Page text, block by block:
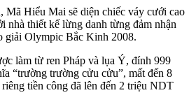
Mã Hiểu Mai sẽ diện chiếc váy cưới cao
nhà thiết kế lừng danh từng đảm nhận
giải Olympic Bắc Kinh 2008.
làm từ ren Pháp và lụa Ý, đính 999
“trường trường cửu cửu”, mất đến 8
tiền công đã lên đến 2 triệu NDT